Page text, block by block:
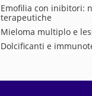
Emofilia con inibitori:
terapeutiche
Mieloma multiplo e
Dolcificanti e